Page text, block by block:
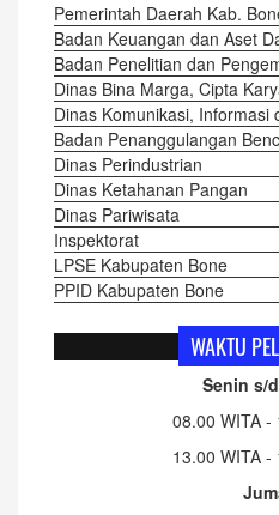
Pemerintah Daerah Kab.
Badan Keuangan dan Aset
Badan Penelitian dan
Dinas Bina Marga, Cipta
Dinas Komunikasi, Informasi
Badan Penanggulangan
Dinas Perindustrian
Dinas Ketahanan Pangan
Dinas Pariwisata
Inspektorat
LPSE Kabupaten Bone
PPID Kabupaten Bone
WAKTU
Senin s/
08.00 WITA -
13.00 WITA -